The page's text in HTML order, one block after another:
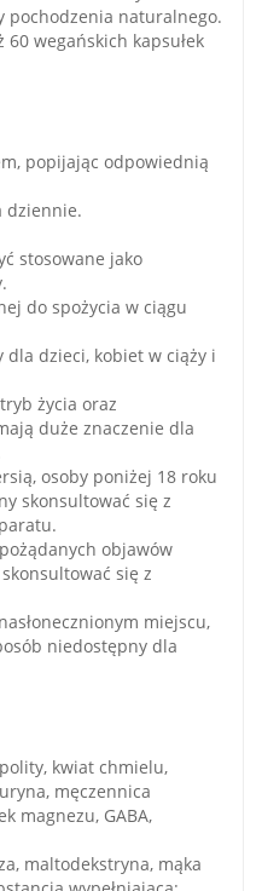
naturalnego.
wegańskich kapsułek
popijając odpowiednią
dziennie.
stosowane jako
do spożycia w ciągu
dzieci, kobiet w ciąży i
życia oraz
duże znaczenie dla
osoby poniżej 18 roku
skonsultować się z
objawów
się z
miejscu,
niedostępny dla
kwiat chmielu,
męczennica
magnezu, GABA,
maltodekstryna, mąka